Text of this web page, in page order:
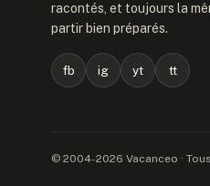
racontés, et toujours la
partir bien préparés.
fb ig yt tt
© 2004-2026 Vacanceo ·